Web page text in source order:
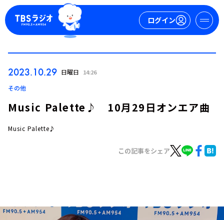
ログイン
トピックス
TBS Podcast
2023.10.29 日曜日 14:26
その他
Music Palette♪ 10月29日オンエア曲
Music Palette♪
この記事をシェア